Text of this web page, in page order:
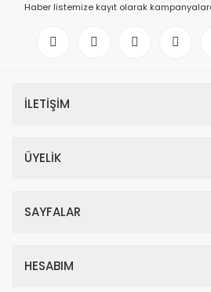
Haber listemize kayıt olarak
İLETİŞİM
ÜYELİK
SAYFALAR
HESABIM